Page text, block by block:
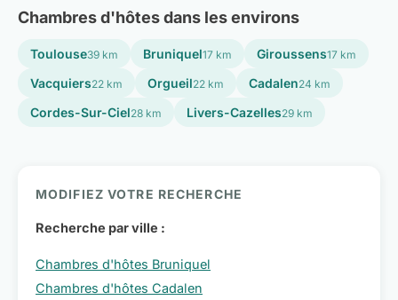
Chambres d'hôtes dans les environs
Toulouse39 km Bruniquel17 km Giroussens17 km
Vacquiers22 km Orgueil22 km Cadalen24 km
Cordes-Sur-Ciel28 km Livers-Cazelles29 km
MODIFIEZ VOTRE RECHERCHE
Recherche par ville :
Chambres d'hôtes Bruniquel
Chambres d'hôtes Cadalen